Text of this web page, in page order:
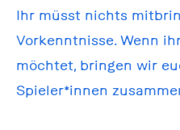
Ihr müsst nichts
Vorkenntnisse. Wenn
möchtet, bringen wir
Spieler*innen